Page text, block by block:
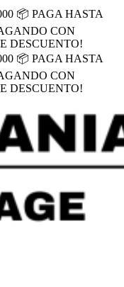
📦 PAGA HASTA
CON
DESCUENTO!
📦 PAGA HASTA
CON
DESCUENTO!